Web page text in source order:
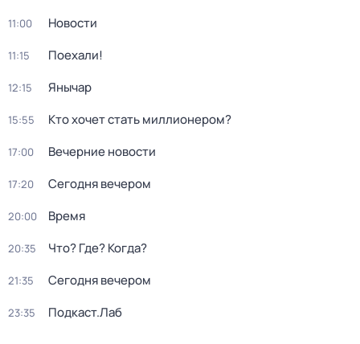
11:00 Новости
11:15 Поехали!
12:15 Янычар
15:55 Кто хочет стать миллионером?
17:00 Вечерние новости
17:20 Сегодня вечером
20:00 Время
20:35 Что? Где? Когда?
21:35 Сегодня вечером
23:35 Подкаст.Лаб